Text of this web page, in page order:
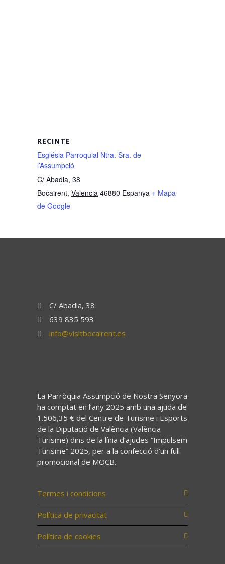
RECINTE
Església Parroquial Ntra. Sra. de
l’Assumpció
C/ Abadia, 38
Bocairent, Valencia 46880 Espanya + Mapa
de Google
C/ Abadia, 38
639 835 593
info@visitbocairent.es
La Parròquia Assumpció de Nostra Senyora
ha comptat en l’any 2025 amb una ajuda de
1.506,35 € del Centre de Turisme i Esports
de la Diputació de València (València
Turisme) dins de la línia d’ajudes “Impulsem
Turisme” 2025, per a la confecció d’un full
promocional de MOCB.
Termes i condicions
Política de privacitat
Política de cookies